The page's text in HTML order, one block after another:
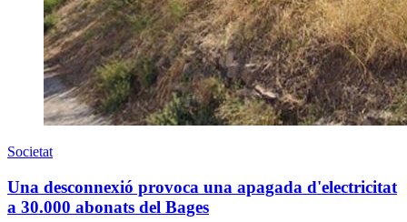
Societat
Una desconnexió provoca una apagada d'electricitat
a 30.000 abonats del Bages